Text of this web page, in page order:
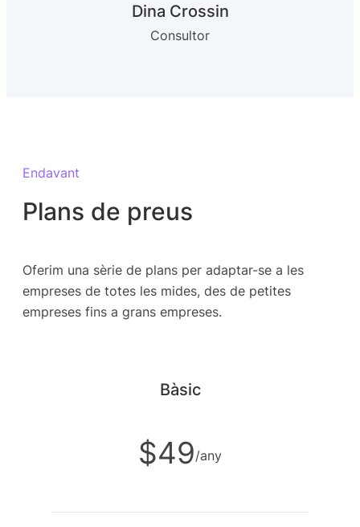
Dina Crossin
Consultor
Endavant
Plans de preus
Oferim una sèrie de plans per adaptar-se a les
empreses de totes les mides, des de petites
empreses fins a grans empreses.
Bàsic
$49/any